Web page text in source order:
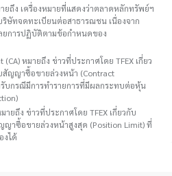
ายถึง เครื่องหมายที่แสดงว่าตลาดหลักทรัพย์ฯ
ริษัทจดทะเบียนต่อสาธารณชน เนื่องจาก
ยการปฏิบัติตามข้อกำหนดของ
(CA) หมายถึง ข่าวที่ประกาศโดย TFEX เกี่ยว
สัญญาซื้อขายล่วงหน้า (Contract
รับกรณีมีการทำรายการที่มีผลกระทบต่อหุ้น
ายถึง ข่าวที่ประกาศโดย TFEX เกี่ยวกับ
ญาซื้อขายล่วงหน้าสูงสุด (Position Limit) ที่
งได้